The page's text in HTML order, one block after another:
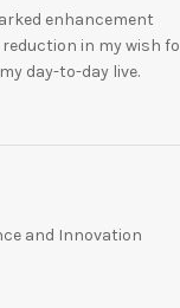
enhancement
reduction in my wish
day-to-day live.
and Innovation